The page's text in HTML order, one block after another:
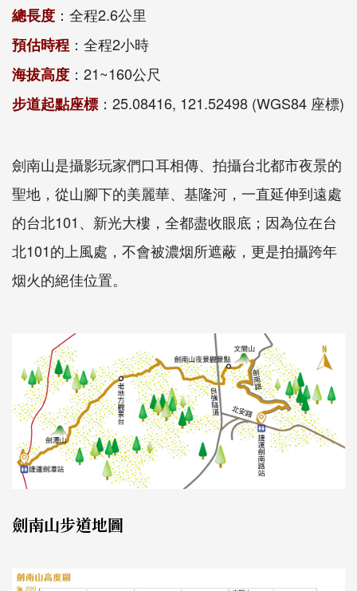
總長度 ：全程2.6公里
預估時程 ：全程2小時
海拔高度 ：21~160公尺
步道起點座標 ：25.08416, 121.52498 (WGS84 座標)
劍南山是攝影玩家們口耳相傳、拍攝台北都市夜景的
聖地，從山腳下的美麗華、基隆河，一直延伸到遠處
的台北101、新光大樓，全都盡收眼底；因為位在台
北101的上風處，不會被濃烟所遮蔽，更是拍攝跨年
烟火的絕佳位置。
劍南山步道地圖